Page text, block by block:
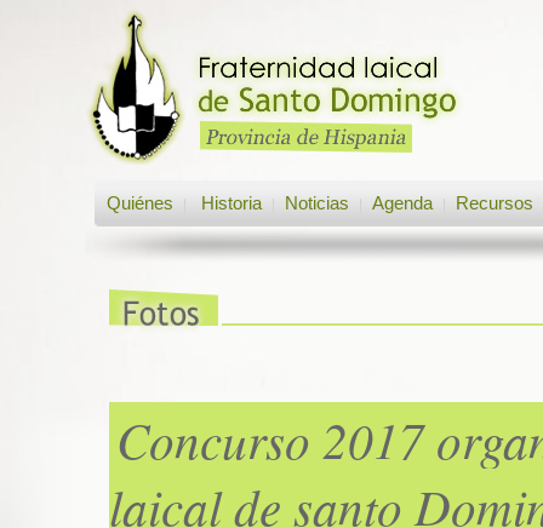
Quiénes Historia Noticias Agenda Recursos
Concurso 2017
laical de santo